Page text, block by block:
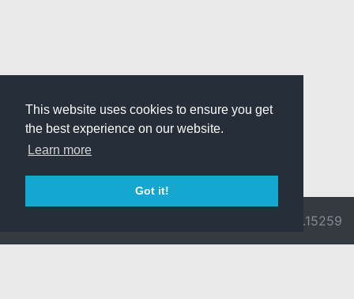
This website uses cookies to ensure you get
the best experience on our website.
Learn more
Got it!
v3.0.9692.15259